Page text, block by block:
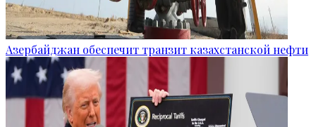
Азербайджан обеспечит транзит казахстанской нефти